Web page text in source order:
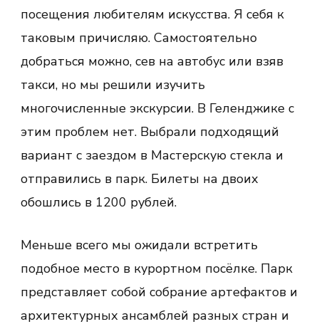
посещения любителям искусства. Я себя к
таковым причисляю. Самостоятельно
добраться можно, сев на автобус или взяв
такси, но мы решили изучить
многочисленные экскурсии. В Геленджике с
этим проблем нет. Выбрали подходящий
вариант с заездом в Мастерскую стекла и
отправились в парк. Билеты на двоих
обошлись в 1200 рублей.
Меньше всего мы ожидали встретить
подобное место в курортном посёлке. Парк
представляет собой собрание артефактов и
архитектурных ансамблей разных стран и